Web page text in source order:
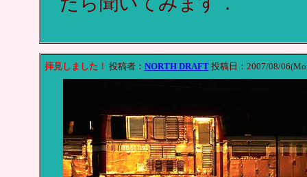
拝見しました！ 投稿者： NORTH DRAFT投稿日：2007/08/